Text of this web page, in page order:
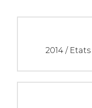
v
i
P
2014 /